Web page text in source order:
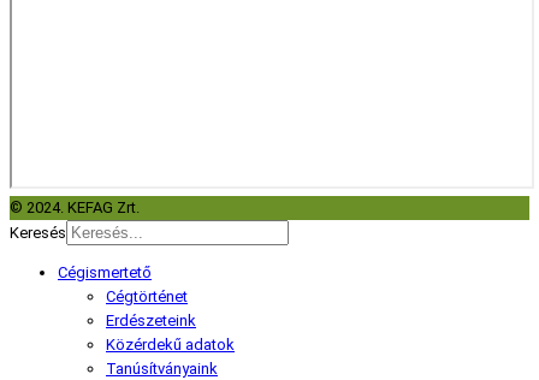
© 2024. KEFAG Zrt.
Keresés
Cégismertető
Cégtörténet
Erdészeteink
Közérdekű adatok
Tanúsítványaink